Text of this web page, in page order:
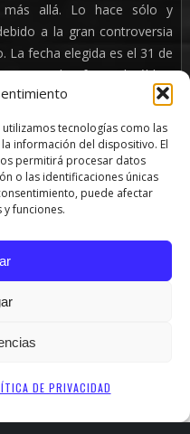
tecnologías como las
información del dispositivo. El
permitirá procesar datos
o las identificaciones únicas
puede afectar
funciones.
DE PRIVACIDAD
más allá. Lo hace sólo y
a la gran controversia
La fecha elegida es el 31 de
Tejada ofrece al público
de vivir en directo
con seres queridos y
entre nosotros. Aunque
ningún poder sobre
realmente espeluznante a
totalmente diferente y